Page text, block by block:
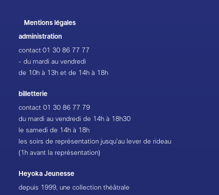
Mentions légales
administration
contact01 30 86 77 77
- du mardi au vendredi
de 10h à 13h et de 14h à 18h
billetterie
contact01 30 86 77 79
du mardi au vendredi de 14h à 18h30
le samedi de 14h à 18h
les soirs de représentation jusqu’au lever de rideau
(1h avant la représentation)
Heyoka Jeunesse
depuis 1999, une collection théâtrale